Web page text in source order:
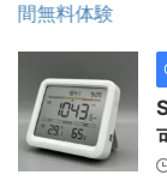
料体験 プ